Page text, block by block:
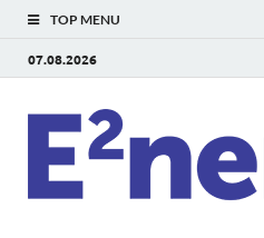
TOP MENU
07.08.2026